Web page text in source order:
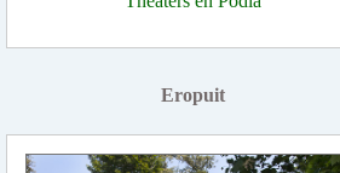
Eropuit